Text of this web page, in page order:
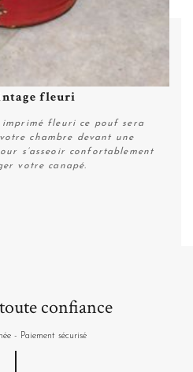
fleuri
imprimé fleuri ce pouf sera
chambre devant une
s’asseoir confortablement
votre canapé.
confiance
- Paiement sécurisé